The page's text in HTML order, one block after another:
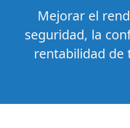
Mejorar el
seguridad, la
rentabilidad de